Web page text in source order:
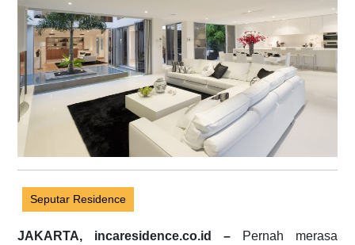
Seputar Residence
JAKARTA, incaresidence.co.id – Pernah merasa